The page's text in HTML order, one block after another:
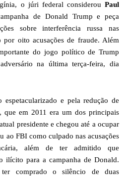
o júri federal considerou Paul
de Donald Trump e peça
sobre interferência russa nas
por oito acusações de fraude. Além
do jogo político de Trump
na última terça-feira, dia
espetacularizado e pela redução de
, que em 2011 era um dos principais
presidente e chegou até a ocupar
ao FBI como culpado nas acusações
além de ter admitido que
ilícito para a campanha de Donald.
ter comprado o silêncio de duas